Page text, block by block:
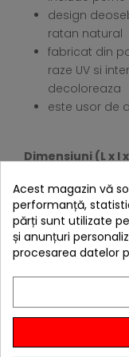
design
ratan natural
fabricat din
raze UV si
decoloreaza
este usor de
Dimensiuni (L x l
Fotolii (x2): 65 x
Masa: 58.5 x 58.5
Dimensiuni
4 ALTE
Acest magazin vă
performanță,
părți sunt utilizate
și anunțuri
procesarea datelor